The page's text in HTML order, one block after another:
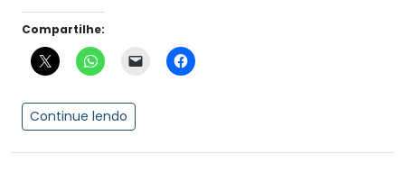
Compartilhe:
Continue lendo